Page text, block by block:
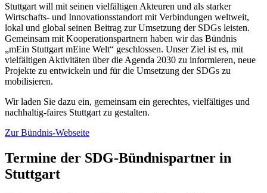
Stuttgart will mit seinen vielfältigen Akteuren und als starker
Wirtschafts- und Innovationsstandort mit Verbindungen weltweit,
lokal und global seinen Beitrag zur Umsetzung der SDGs leisten.
Gemeinsam mit Kooperationspartnern haben wir das Bündnis
„mEin Stuttgart mEine Welt“ geschlossen. Unser Ziel ist es, mit
vielfältigen Aktivitäten über die Agenda 2030 zu informieren, neue
Projekte zu entwickeln und für die Umsetzung der SDGs zu
mobilisieren.
Wir laden Sie dazu ein, gemeinsam ein gerechtes, vielfältiges und
nachhaltig-faires Stuttgart zu gestalten.
Zur Bündnis-Webseite
Termine der SDG-Bündnispartner in
Stuttgart